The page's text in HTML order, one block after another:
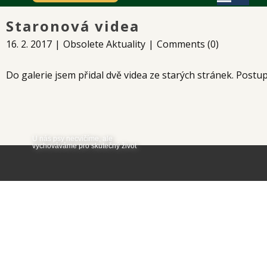
U nás psy necvičíme, ale
vychováváme pro skutečný život
Staronová videa
16. 2. 2017 Obsolete Aktuality Comments (0)
Do galerie jsem přidal dvě videa ze starých stránek.